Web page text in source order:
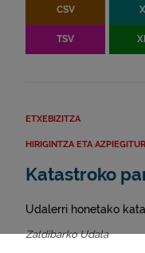
CSV
TSV
ETXEBIZITZA
HIRIGINTZA ETA
Katastroko
Udalerri honetako
Zaldibarko Udala